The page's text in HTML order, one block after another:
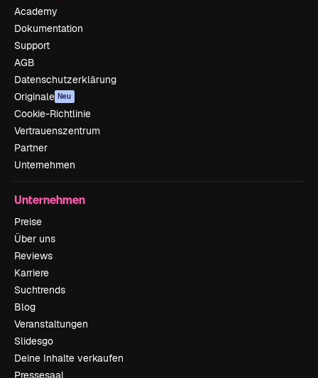
Academy
Dokumentation
Support
AGB
Datenschutzerklärung
Originale Neu
Cookie-Richtlinie
Vertrauenszentrum
Partner
Unternehmen
Unternehmen
Preise
Über uns
Reviews
Karriere
Suchtrends
Blog
Veranstaltungen
Slidesgo
Deine Inhalte verkaufen
Pressesaal